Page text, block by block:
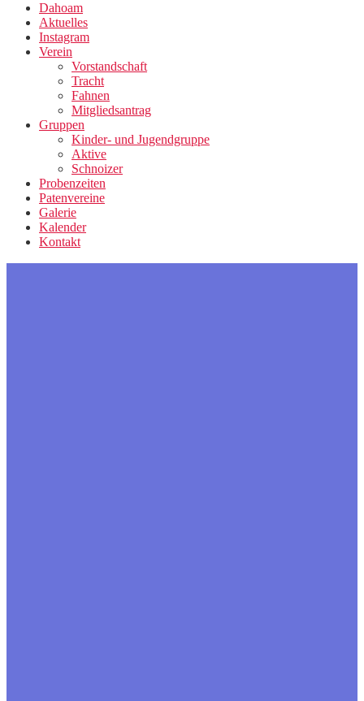
Dahoam
Aktuelles
Instagram
Verein
Vorstandschaft
Tracht
Fahnen
Mitgliedsantrag
Gruppen
Kinder- und Jugendgruppe
Aktive
Schnoizer
Probenzeiten
Patenvereine
Galerie
Kalender
Kontakt